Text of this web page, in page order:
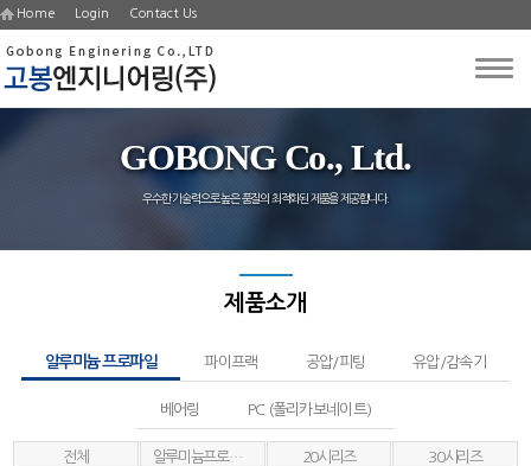
Home Login Contact Us
GOBONG Co., Ltd.
우수한 기술력으로 높은 품질의 최적화된 제품을 제공합니다.
제품소개
알루미늄 프로파일 파이프랙 공압/피팅 유압/감속기
베어링 PC (폴리카보네이트)
전체 알루미늄프로파일 20시리즈 30시리즈